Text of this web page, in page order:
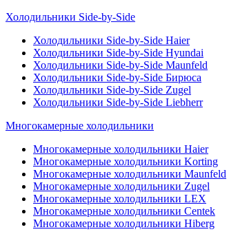
Холодильники Side-by-Side
Холодильники Side-by-Side Haier
Холодильники Side-by-Side Hyundai
Холодильники Side-by-Side Maunfeld
Холодильники Side-by-Side Бирюса
Холодильники Side-by-Side Zugel
Холодильники Side-by-Side Liebherr
Многокамерные холодильники
Многокамерные холодильники Haier
Многокамерные холодильники Korting
Многокамерные холодильники Maunfeld
Многокамерные холодильники Zugel
Многокамерные холодильники LEX
Многокамерные холодильники Centek
Многокамерные холодильники Hiberg